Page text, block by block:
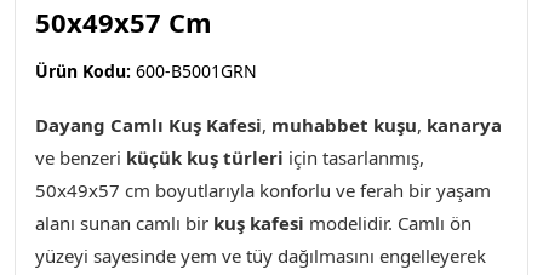
50x49x57 Cm
Ürün Kodu: 600-B5001GRN
Dayang Camlı Kuş Kafesi, muhabbet kuşu, kanarya
ve benzeri küçük kuş türleri için tasarlanmış,
50x49x57 cm boyutlarıyla konforlu ve ferah bir yaşam
alanı sunan camlı bir kuş kafesi modelidir. Camlı ön
yüzeyi sayesinde yem ve tüy dağılmasını engelleyerek